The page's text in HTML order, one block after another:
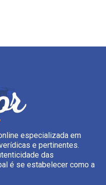
especializada em
e pertinentes.
das
é se estabelecer como a